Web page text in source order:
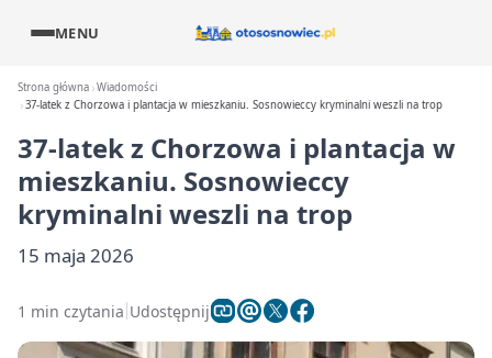
MENU
Strona główna Wiadomości
37-latek z Chorzowa i plantacja w mieszkaniu. Sosnowieccy kryminalni weszli na trop
37-latek z Chorzowa i plantacja w
mieszkaniu. Sosnowieccy
kryminalni weszli na trop
15 maja 2026
1 min czytania Udostępnij